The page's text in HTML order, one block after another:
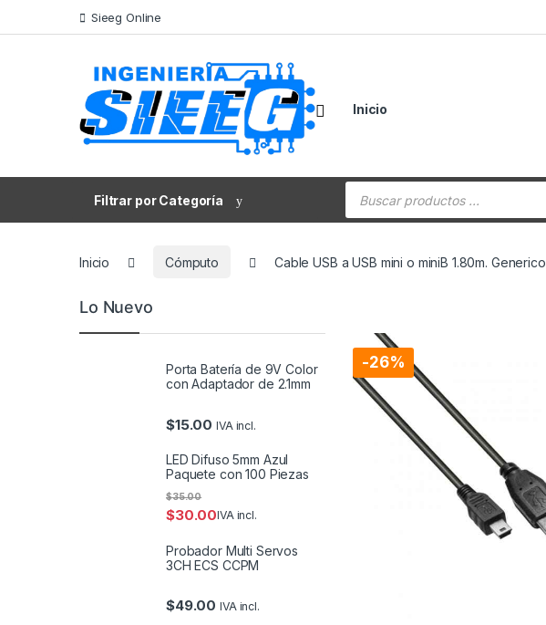
Sieeg Online
Inicio
Filtrar por Categoría
Búsqueda de productos
Inicio Cómputo Cable USB a USB mini o miniB 1.80m. Generico
-26%
Lo Nuevo
Porta Batería de 9V Color
con Adaptador de 2.1mm
$15.00 IVA incl.
LED Difuso 5mm Azul
Paquete con 100 Piezas
$30.00
$35.00
IVA incl.
Probador Multi Servos
3CH ECS CCPM
$49.00 IVA incl.